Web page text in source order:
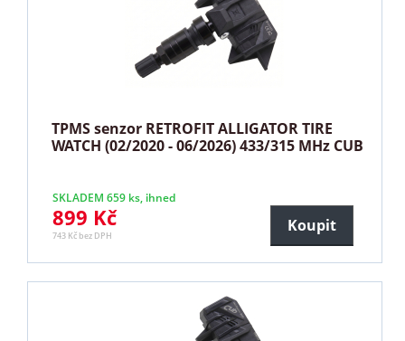
TPMS senzor RETROFIT ALLIGATOR TIRE
WATCH (02/2020 - 06/2026) 433/315 MHz CUB
SKLADEM 659 ks, ihned
899 Kč
743 Kč bez DPH
Koupit